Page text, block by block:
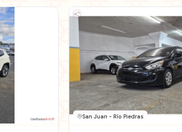
San Juan - Río Piedras